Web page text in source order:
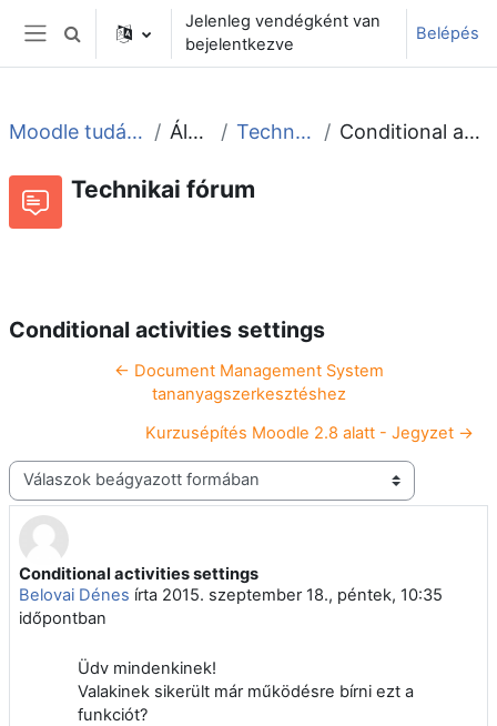
Tovább a fő tartalomhoz
Oldalpanel
Keresési bemeneti adatok váltása
Jelenleg vendégként van
bejelentkezve
Belépés
Moodle tudástár és fórum Általános Technikai fórum Conditional activities settings
Technikai fórum
Conditional activities settings
← Document Management System
tananyagszerkesztéshez
Kurzusépítés Moodle 2.8 alatt - Jegyzet →
Megjelenítési mód
Conditional activities settings
Belovai Dénes írta 2015. szeptember 18., péntek, 10:35
időpontban
Válaszok szám: 2
Üdv mindenkinek!
Valakinek sikerült már működésre bírni ezt a
funkciót?